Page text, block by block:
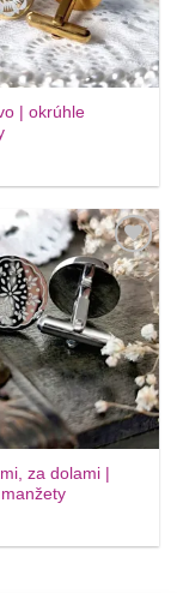
| okrúhle
Túto
krasotinku
si prosím
za dolami |